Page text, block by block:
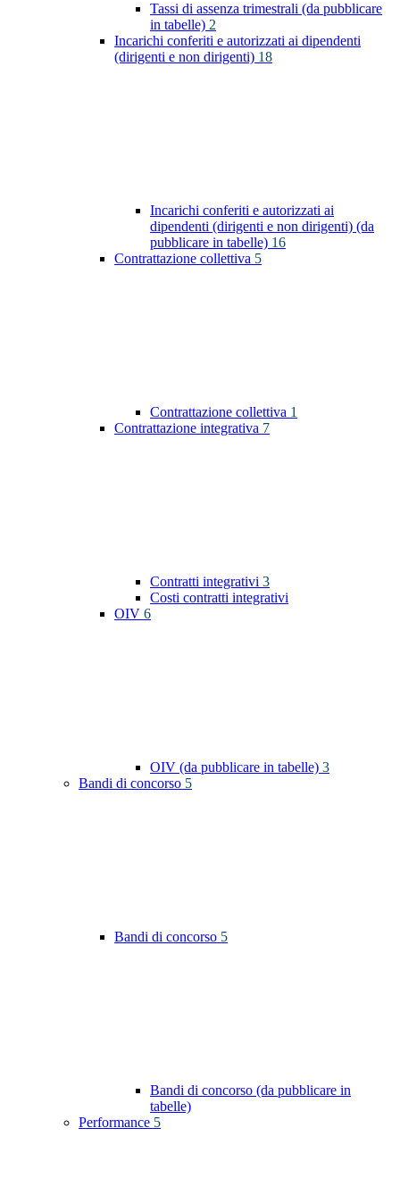
Tassi di assenza trimestrali (da pubblicare
in tabelle) 2
Incarichi conferiti e autorizzati ai dipendenti
(dirigenti e non dirigenti) 18
Incarichi conferiti e autorizzati ai
dipendenti (dirigenti e non dirigenti) (da
pubblicare in tabelle) 16
Contrattazione collettiva 5
Contrattazione collettiva 1
Contrattazione integrativa 7
Contratti integrativi 3
Costi contratti integrativi
OIV 6
OIV (da pubblicare in tabelle) 3
Bandi di concorso 5
Bandi di concorso 5
Bandi di concorso (da pubblicare in
tabelle)
Performance 5